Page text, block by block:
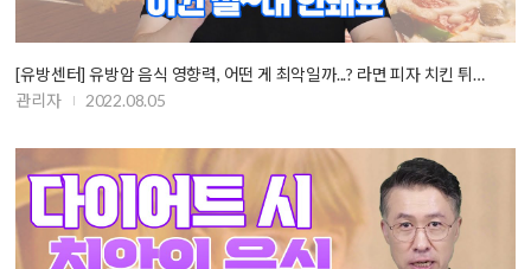
[유방센터] 유방암 음식 영향력, 어떤 게 최악일까...? 라면 피자 치킨 튀…
관리자
2022.08.05